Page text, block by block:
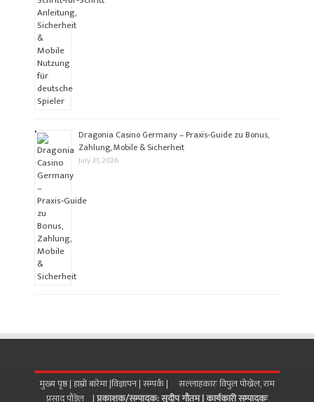
Dragonia Casino Germany – Praxis‑Guide zu Bonus,
Zahlung, Mobile & Sicherheit
July 31, 2026
मुख्य पृष्ठ |हाम्रो बारेमा|विज्ञापन|सम्पर्क| सल्लाहकारः विपुल पोख्रेल, राम
प्रसाद पाैडेल |प्रकाशक/सम्पादक: सुदीप गौतम |कार्यकारी सम्पादकः